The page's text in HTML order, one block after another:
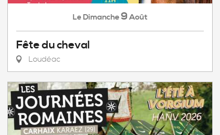
Le Dimanche9 Août
Fête du cheval
Loudéac